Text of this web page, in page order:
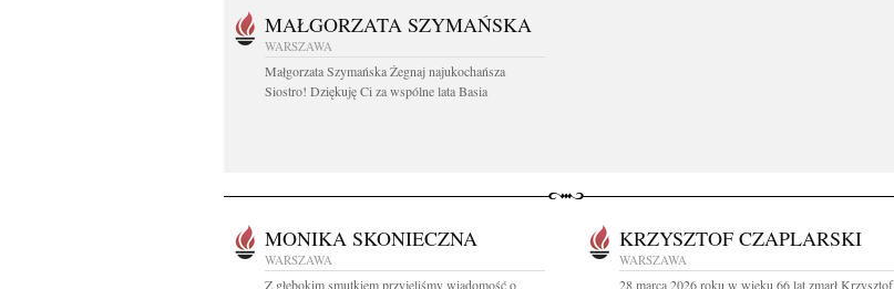
MAŁGORZATA SZYMAŃSKA
WARSZAWA
Małgorzata Szymańska Żegnaj najukochańsza
Siostro! Dziękuję Ci za wspólne lata Basia
MONIKA SKONIECZNA
WARSZAWA
Z głębokim smutkiem przyjęliśmy wiadomość o
KRZYSZTOF CZAPLARSKI
WARSZAWA
28 marca 2026 roku w wieku 66 lat zmarł Krzysztof